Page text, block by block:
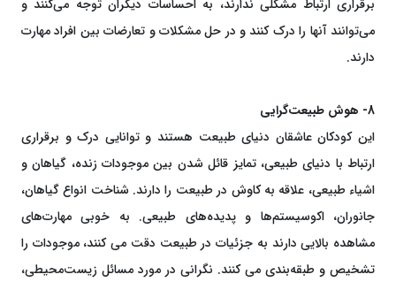
برقراری ارتباط مشکلی ندارند، به احساسات دیگران توجه می‌کنند و
می‌توانند آنها را درک کنند و در حل مشکلات و تعارضات بین افراد مهارت
دارند.
8- هوش طبیعت‌گرایی
این کودکان عاشقان دنیای طبیعت هستند و توانایی درک و برقراری
ارتباط با دنیای طبیعی، تمایز قائل شدن بین موجودات زنده، گیاهان و
اشیاء طبیعی، علاقه به کاوش در طبیعت را دارند. شناخت انواع گیاهان،
جانوران، اکوسیستم‌ها و پدیده‌های طبیعی. به خوبی مهارت‌های
مشاهده بالایی دارند به جزئیات در طبیعت دقت می کنند، موجودات را
تشخیص و طبقه‌بندی می کنند. نگرانی در مورد مسائل زیست‌محیطی،